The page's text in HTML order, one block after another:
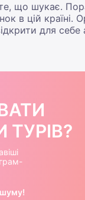
що шукає.
в цій
для себе
шуму!